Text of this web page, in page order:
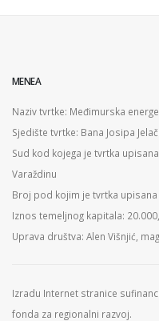
MENEA
Naziv tvrtke: Međimurska
Sjedište tvrtke: Bana Josipa
Sud kod kojega je tvrtka
Varaždinu
Broj pod kojim je tvrtka
Iznos temeljnog kapitala:
Uprava društva: Alen Višnjić,
Izradu Internet stranice
fonda za regionalni razvoj.